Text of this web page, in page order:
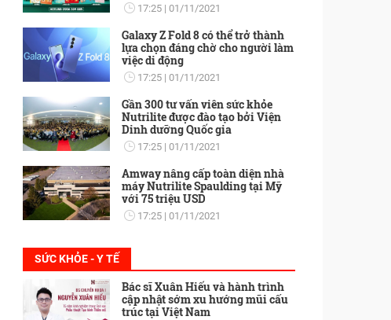
17:25 01/11/2021
Galaxy Z Fold 8 có thể trở thành
lựa chọn đáng chờ cho người làm
việc di động
17:25 01/11/2021
Gần 300 tư vấn viên sức khỏe
Nutrilite được đào tạo bởi Viện
Dinh dưỡng Quốc gia
17:25 01/11/2021
Amway nâng cấp toàn diện nhà
máy Nutrilite Spaulding tại Mỹ
với 75 triệu USD
17:25 01/11/2021
SỨC KHỎE - Y TẾ
Bác sĩ Xuân Hiếu và hành trình
cập nhật sớm xu hướng mũi cấu
trúc tại Việt Nam